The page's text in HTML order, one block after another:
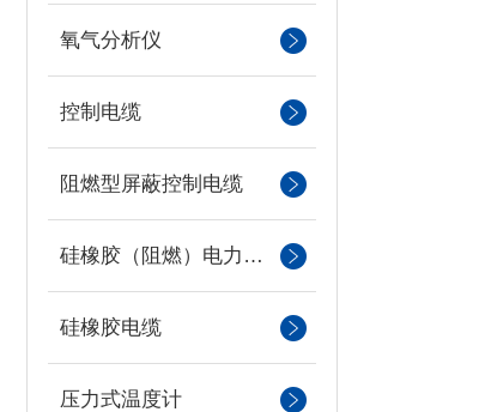
氧气分析仪
控制电缆
阻燃型屏蔽控制电缆
硅橡胶（阻燃）电力电缆
硅橡胶电缆
压力式温度计